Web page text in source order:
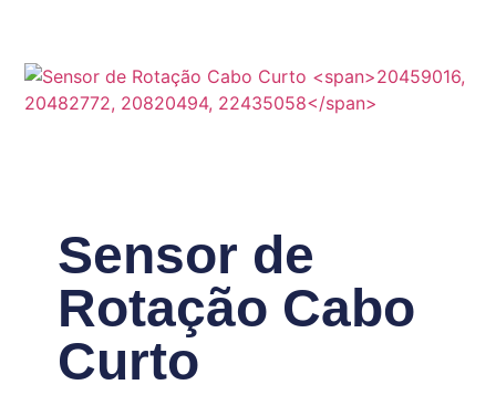
Sensor de
Rotação Cabo
Curto